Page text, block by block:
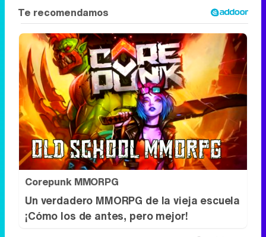
Corepunk MMORPG
Un verdadero MMORPG de la vieja escuela
¡Cómo los de antes, pero mejor!